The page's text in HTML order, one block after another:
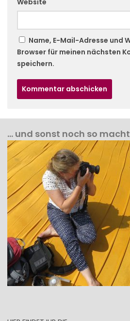
Website
Name, E-Mail-Adresse und
Browser für meinen nächsten
speichern.
… und sonst noch so